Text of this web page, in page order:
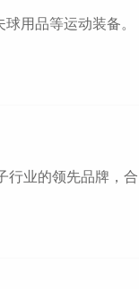
用品等运动装备。
行业的领先品牌，合